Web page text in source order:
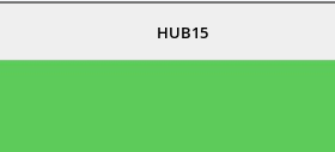
HUB15